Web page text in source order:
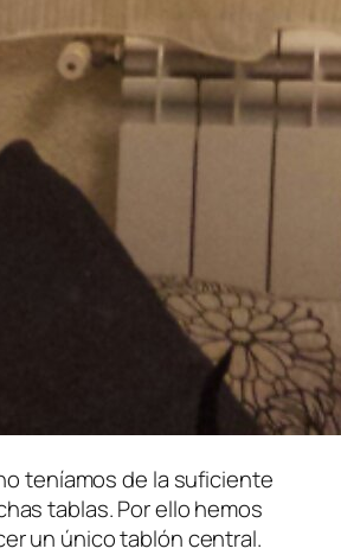
teníamos de la suficiente
tablas. Por ello hemos
un único tablón central.